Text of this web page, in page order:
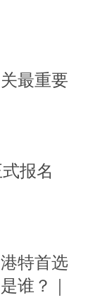
最重要
报名
特首选
谁？｜